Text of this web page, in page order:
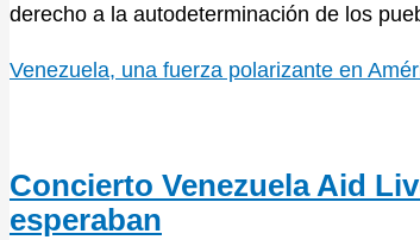
derecho a la autodeterminación de los
Venezuela, una fuerza polarizante en
Concierto Venezuela Aid
esperaban